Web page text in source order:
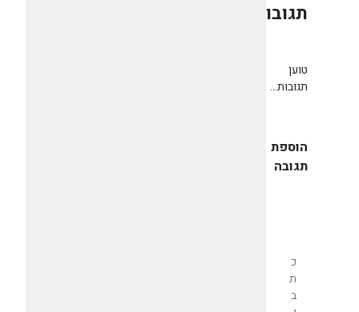
תגובות
טוען
תגובות...
הוספת
תגובה